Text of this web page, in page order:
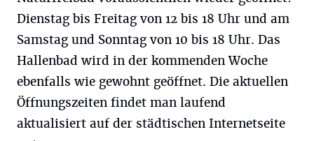
Dienstag bis Freitag von 12 bis 18 Uhr und am
Samstag und Sonntag von 10 bis 18 Uhr. Das
Hallenbad wird in der kommenden Woche
ebenfalls wie gewohnt geöffnet. Die aktuellen
Öffnungszeiten findet man laufend
aktualisiert auf der städtischen Internetseite